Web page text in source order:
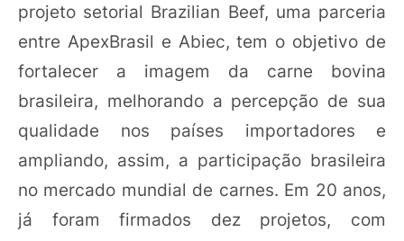
projeto setorial Brazilian Beef, uma parceria
entre ApexBrasil e Abiec, tem o objetivo de
fortalecer a imagem da carne bovina
brasileira, melhorando a percepção de sua
qualidade nos países importadores e
ampliando, assim, a participação brasileira
no mercado mundial de carnes. Em 20 anos,
já foram firmados dez projetos, com